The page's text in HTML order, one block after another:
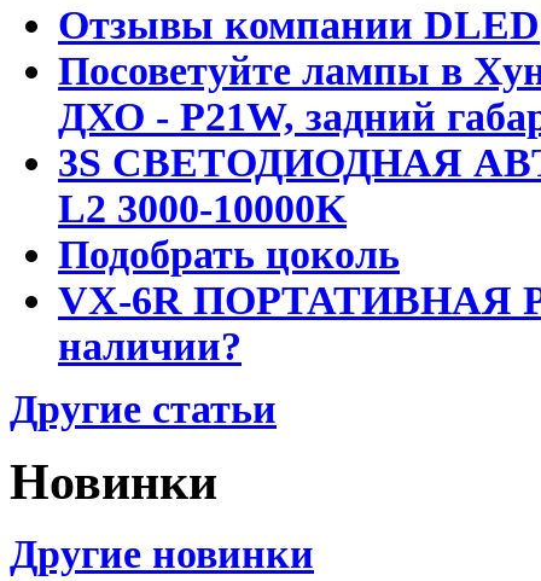
Отзывы компании DLED
Посоветуйте лампы в
ДХО - P21W, задний
3S СВЕТОДИОДНАЯ
L2 3000-10000K
Подобрать цоколь
VX-6R ПОРТАТИВНАЯ
наличии?
Другие статьи
Новинки
Другие новинки